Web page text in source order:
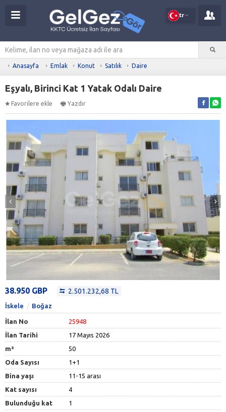
tr
Anasayfa Emlak Konut Satılık Daire
Eşyalı, Birinci Kat 1 Yatak Odalı Daire
Favorilere ekle Yazdır
38.950 GBP 2.501.232,68 TL
İskele Boğaz
İlan No
25948
İlan Tarihi
17 Mayıs 2026
m²
50
Oda Sayısı
1+1
Bina yaşı
11-15 arası
Kat sayısı
4
Bulunduğu kat
1